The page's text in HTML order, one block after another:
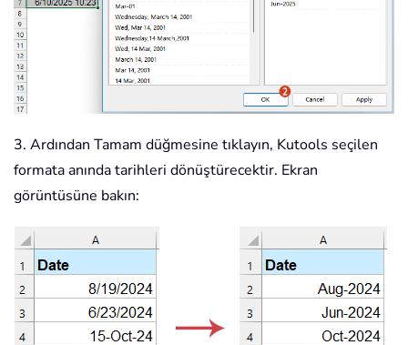
3. Ardından Tamam düğmesine tıklayın, Kutools seçilen
formata anında tarihleri dönüştürecektir. Ekran
görüntüsüne bakın: